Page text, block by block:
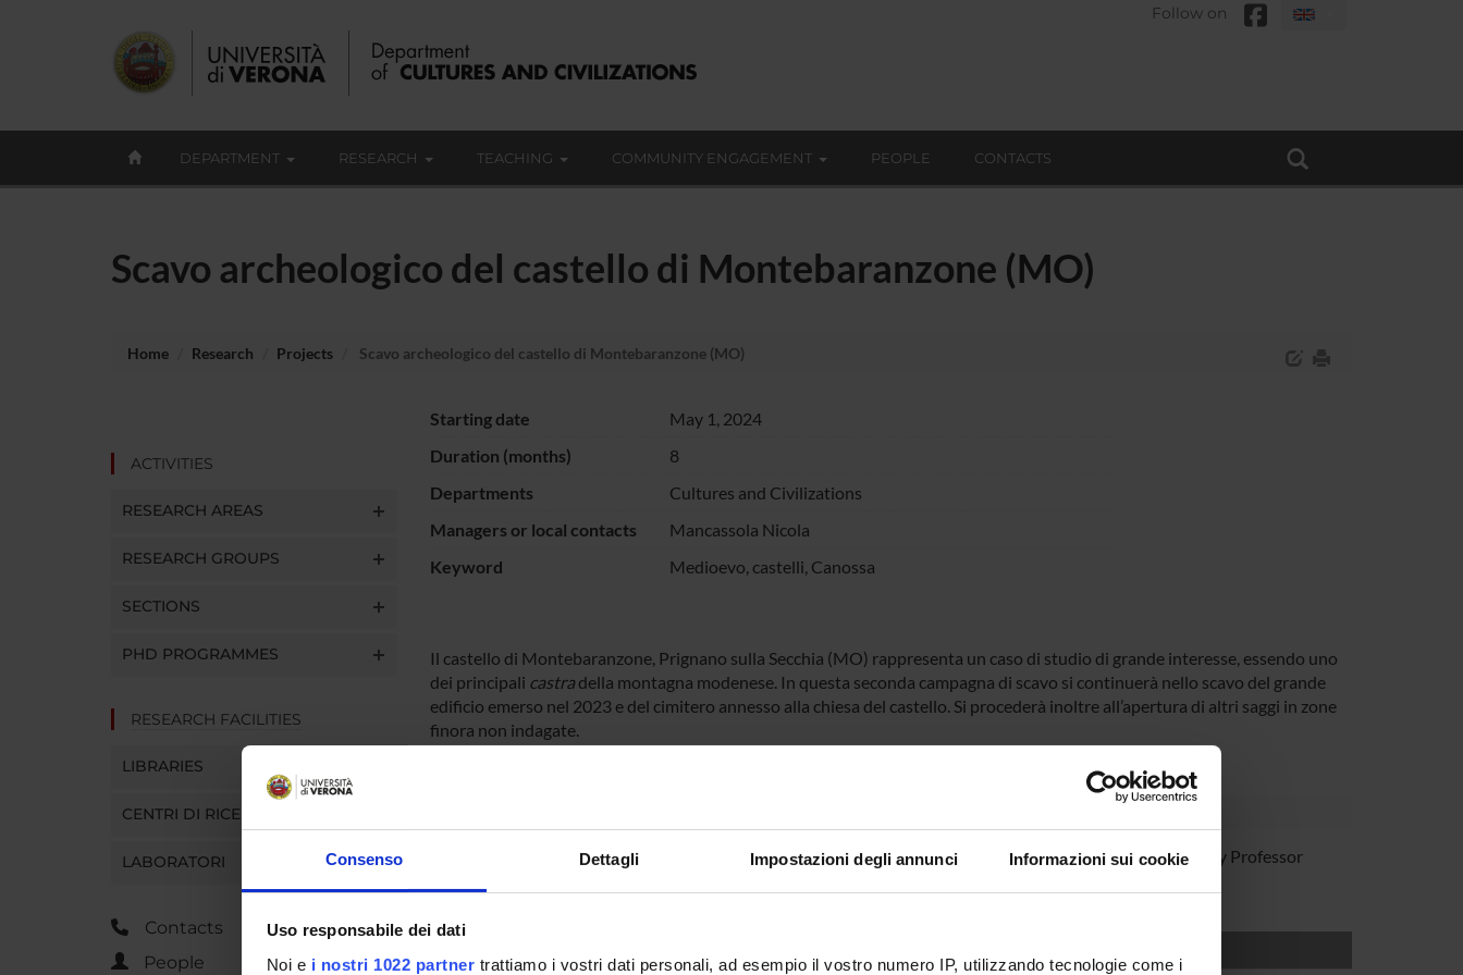
Consenso Dettagli Impostazioni degli annunci Informazioni sui cookie
Uso responsabile dei dati
Noi e i nostri 1022 partner trattiamo i vostri dati personali, ad esempio il vostro numero IP, utilizzando tecnologie come i
Follow on
DEPARTMENT RESEARCH TEACHING COMMUNITY ENGAGEMENT PEOPLE CONTACTS
Scavo archeologico del castello di Montebaranzone (MO)
Home Research Projects Scavo archeologico del castello di Montebaranzone (MO)
ACTIVITIES
RESEARCH AREAS
RESEARCH GROUPS
SECTIONS
PHD PROGRAMMES
RESEARCH FACILITIES
LIBRARIES
CENTRI DI RICERCA
LABORATORI
Contacts
People
Starting date
May 1, 2024
Duration (months)
8
Departments
Cultures and Civilizations
Managers or local contacts
Mancassola Nicola
Keyword
Medioevo, castelli, Canossa
Il castello di Montebaranzone, Prignano sulla Secchia (MO) rappresenta un caso di studio di grande interesse, essendo uno
dei principali castradella montagna modenese. In questa seconda campagna di scavo si continuerà nello scavo del grande
edificio emerso nel 2023 e del cimitero annesso alla chiesa del castello. Si procederà inoltre all’apertura di altri saggi in zone
finora non indagate.
Temporary Professor Nicola Mancassola Temporary Professor